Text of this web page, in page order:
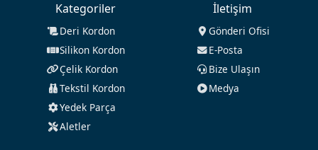
Kategoriler
Deri Kordon
Silikon Kordon
Çelik Kordon
Tekstil Kordon
Yedek Parça
Aletler
İletişim
Gönderi Ofisi
E-Posta
Bize Ulaşın
Medya